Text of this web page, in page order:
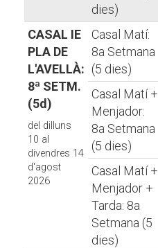
dies)
CASAL IE
PLA DE
L'AVELLÀ:
8ª SETM.
(5d)
del dilluns
10 al
divendres 14
d'agost
2026
Casal Matí:
8a Setmana
(5 dies)
Casal Matí +
Menjador:
8a Setmana
(5 dies)
Casal Matí +
Menjador +
Tarda: 8a
Setmana (5
dies)